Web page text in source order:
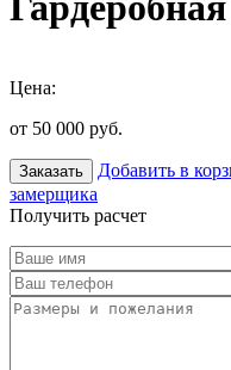
Цена:
от 50 000 руб.
Заказать Добавить в
замерщика
Получить расчет